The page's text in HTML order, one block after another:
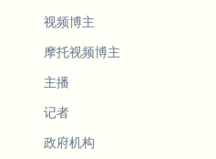
视频博主
摩托视频博主
主播
记者
政府机构